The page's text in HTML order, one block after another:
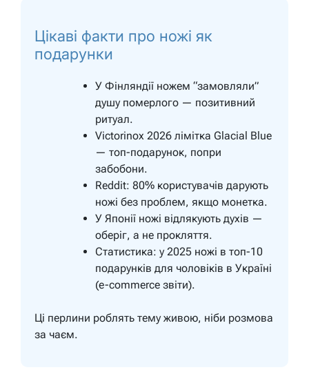
Цікаві факти про ножі як
подарунки
У Фінляндії ножем “замовляли”
душу померлого — позитивний
ритуал.
Victorinox 2026 лімітка Glacial Blue
— топ-подарунок, попри
забобони.
Reddit: 80% користувачів дарують
ножі без проблем, якщо монетка.
У Японії ножі відлякують духів —
оберіг, а не прокляття.
Статистика: у 2025 ножі в топ-10
подарунків для чоловіків в Україні
(e-commerce звіти).
Ці перлини роблять тему живою, ніби розмова
за чаєм.